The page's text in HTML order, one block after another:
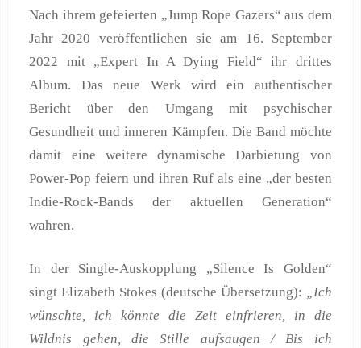
Nach ihrem gefeierten „Jump Rope Gazers“ aus dem
Jahr 2020 veröffentlichen sie am 16. September
2022 mit „Expert In A Dying Field“ ihr drittes
Album. Das neue Werk wird ein authentischer
Bericht über den Umgang mit psychischer
Gesundheit und inneren Kämpfen. Die Band möchte
damit eine weitere dynamische Darbietung von
Power-Pop feiern und ihren Ruf als eine „der besten
Indie-Rock-Bands der aktuellen Generation“
wahren.
In der Single-Auskopplung „Silence Is Golden“
singt Elizabeth Stokes (deutsche Übersetzung): „Ich
wünschte, ich könnte die Zeit einfrieren, in die
Wildnis gehen, die Stille aufsaugen / Bis ich